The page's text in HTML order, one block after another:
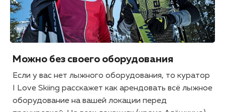
Можно без своего оборудования
Если у вас нет лыжного оборудования, то куратор
I Love Skiing расскажет как арендовать всё лыжное
оборудование на вашей локации перед